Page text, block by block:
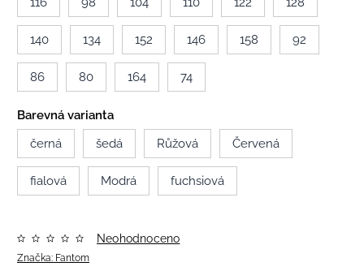
140 134 152 146 158 92
86 80 164 74
Barevná varianta
černá
šedá Růžová Červená
fialová Modrá fuchsiová
Značka: Fantom
Neohodnoceno